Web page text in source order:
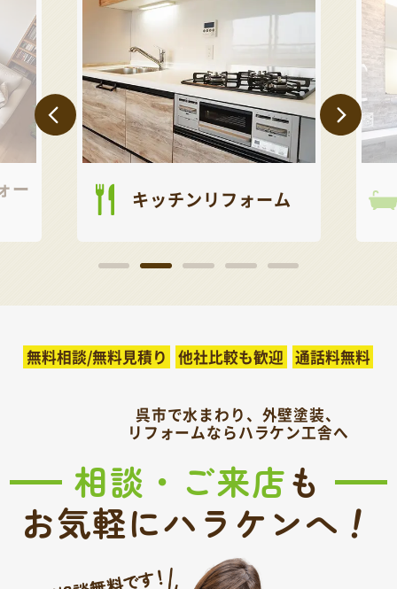
ー キッチンリフォーム
無料相談/無料見積り 他社比較も歓迎 通話料無料
呉市で水まわり、外壁塗装、
リフォームならハラケン工舎へ
相談・ご来店も
お気軽にハラケンへ！